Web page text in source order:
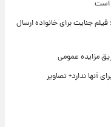
است
جنایت برای خانواده ارسال
مزایده عمومی